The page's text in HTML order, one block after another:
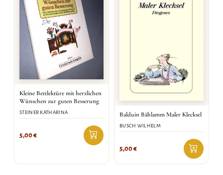
Kleine Bettlektüre mit herzlichen
Wünschen zur guten Besserung
STEINER KATHARINA
5,00€
Balduin Bählamm Maler Klecksel
BUSCH WILHELM
5,00€